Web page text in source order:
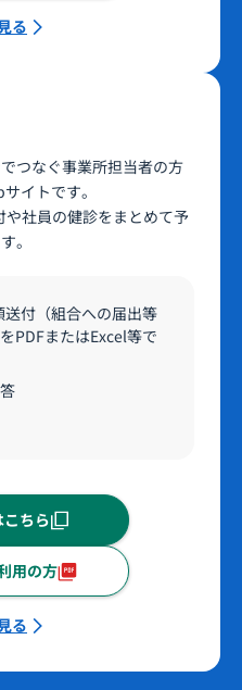
る
つなぐ事業所担当者の方
イトです。
社員の健診をまとめて予
。
付（組合への届出等
PDFまたはExcel等で
ちら
用の方
る